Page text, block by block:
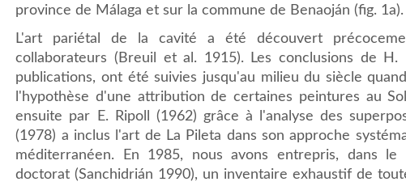
province de Málaga et sur la commune de Benaoján (fig. 1a).
L'art pariétal de la cavité a été découvert
collaborateurs (Breuil et al. 1915). Les conclusions de H.
publications, ont été suivies jusqu'au milieu du siècle
l'hypothèse d'une attribution de certaines peintures au
ensuite par E. Ripoll (1962) grâce à l'analyse des
(1978) a inclus l'art de La Pileta dans son approche
méditerranéen. En 1985, nous avons entrepris, dans
doctorat (Sanchidrián 1990), un inventaire exhaustif de